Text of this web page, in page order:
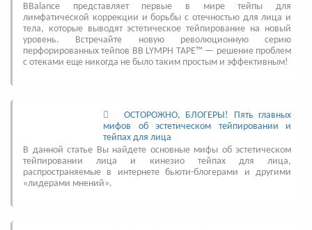
BBalance представляет первые в мире тейпы для
лимфатической коррекции и борьбы с отечностью для лица и
тела, которые выводят эстетическое тейпирование на новый
уровень. Встречайте новую революционную серию
перфорированных тейпов BB LYMPH TAPE™ — решение проблем
с отеками еще никогда не было таким простым и эффективным!
ОСТОРОЖНО, БЛОГЕРЫ! Пять главных
мифов об эстетическом тейпировании и
тейпах для лица
В данной статье Вы найдете основные мифы об эстетическом
тейпировании лица и кинезио тейпах для лица,
распространяемые в интернете бьюти-блогерами и другими
«лидерами мнений».